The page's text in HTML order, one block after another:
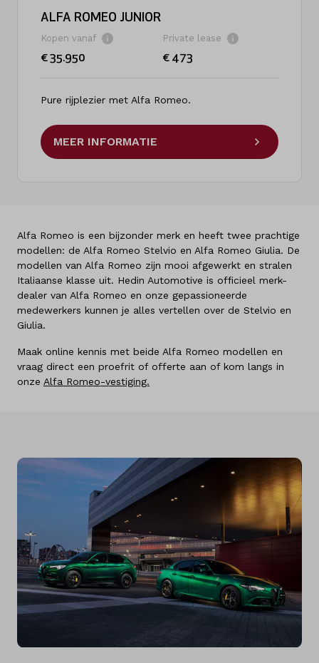
ALFA ROMEO JUNIOR
Kopen vanaf
€ 35.950
Private lease
€ 473
Pure rijplezier met Alfa Romeo.
MEER INFORMATIE
Alfa Romeo is een bijzonder merk en heeft twee prachtige
modellen: de Alfa Romeo Stelvio en Alfa Romeo Giulia. De
modellen van Alfa Romeo zijn mooi afgewerkt en stralen
Italiaanse klasse uit. Hedin Automotive is officieel merk-
dealer van Alfa Romeo en onze gepassioneerde
medewerkers kunnen je alles vertellen over de Stelvio en
Giulia.
Maak online kennis met beide Alfa Romeo modellen en
vraag direct een proefrit of offerte aan of kom langs in
onze Alfa Romeo-vestiging.